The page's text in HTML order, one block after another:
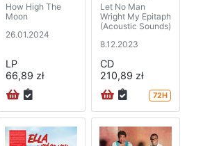
How High The
Moon
26.01.2024
LP
66,89 zł
Let No Man
Wright My Epitaph
(Acoustic Sounds)
8.12.2023
CD
210,89 zł
72H